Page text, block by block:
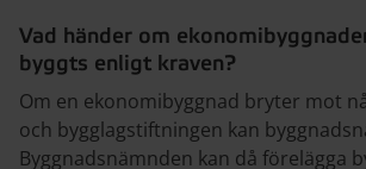
Vad händer om
byggts enligt kraven?
Om en ekonomibyggnad bryter mot
och bygglagstiftningen kan
Byggnadsnämnden kan då förelägga